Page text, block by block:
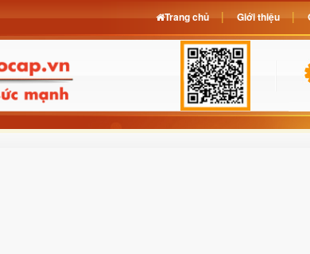
Trang chủ Giới thiệu